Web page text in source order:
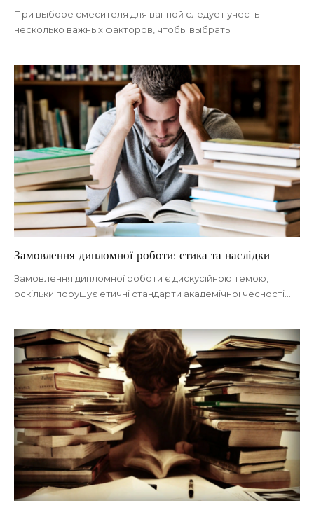
При выборе смесителя для ванной следует учесть
несколько важных факторов, чтобы выбрать…
Замовлення дипломної роботи: етика та наслідки
Замовлення дипломної роботи є дискусійною темою,
оскільки порушує етичні стандарти академічної чесності